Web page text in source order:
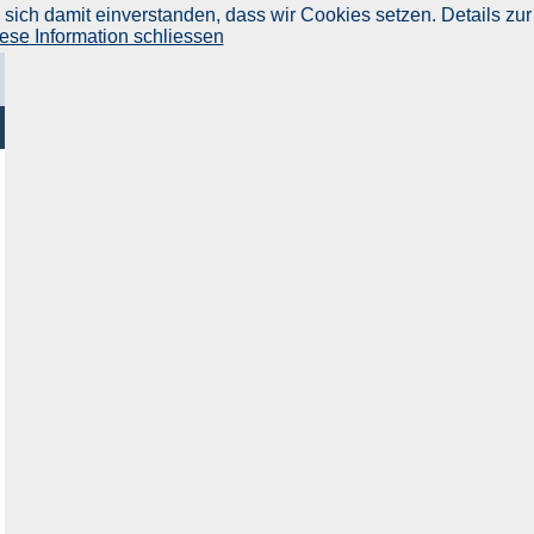
damit einverstanden, dass wir Cookies setzen. Details zur
Information schliessen